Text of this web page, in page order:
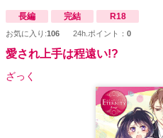
長編 完結 R18
お気に入り:106 24h.ポイント： 0
愛され上手は程遠い!?
ざっく